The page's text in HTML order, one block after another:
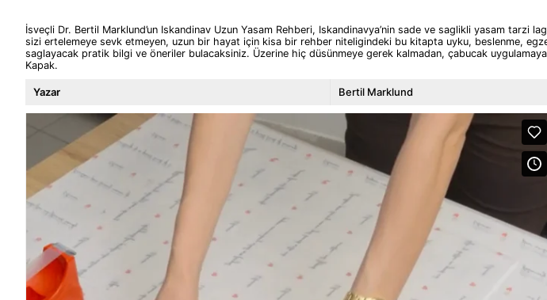
İsveçli Dr. Bertil Marklund’un Iskandinav Uzun Yasam Rehberi, Iskandinavya’nin sade ve saglikli yasam
sizi ertelemeye sevk etmeyen, uzun bir hayat için kisa bir rehber niteligindeki bu kitapta uyku, beslenme,
saglayacak pratik bilgi ve öneriler bulacaksiniz. Üzerine hiç düsünmeye gerek kalmadan, çabucak
Kapak.
Yazar Bertil Marklund